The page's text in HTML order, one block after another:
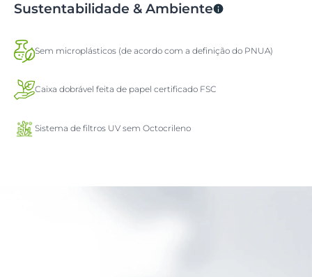
Sustentabilidade & Ambiente
Sem microplásticos (de acordo com a definição do PNUA)
Caixa dobrável feita de papel certificado FSC
Sistema de filtros UV sem Octocrileno